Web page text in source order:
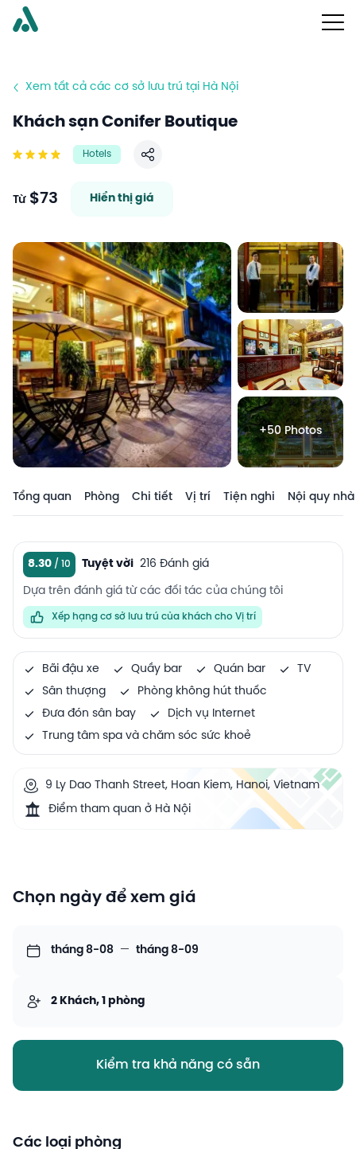
Xem tất cả các cơ sở lưu trú tại Hà Nội
Khách sạn Conifer Boutique
Hotels
Chia sẻ
Từ$73 Hiển thị giá
+50 Photos
Tổng quan Phòng Chi tiết Vị trí Tiện nghi Nội quy nhà
8.30 Tuyệt vời 216 Đánh giá
Dựa trên đánh giá từ các đối tác của chúng tôi
Xếp hạng cơ sở lưu trú của khách cho Vị trí
Bãi đậu xe Quầy bar Quán bar
TV
Sân thượng
Phòng không hút thuốc
Đưa đón sân bay
Dịch vụ Internet
Trung tâm spa và chăm sóc sức khoẻ
9 Ly Dao Thanh Street, Hoan Kiem, Hanoi, Vietnam
Điểm tham quan ở Hà Nội
Chọn ngày để xem giá
tháng 8-08 — tháng 8-09
2 Khách, 1 phòng
Kiểm tra khả năng có sẵn
Các loại phòng